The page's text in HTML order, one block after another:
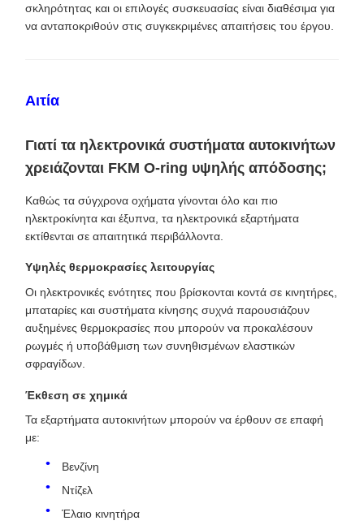
σκληρότητας και οι επιλογές συσκευασίας είναι διαθέσιμα για
να ανταποκριθούν στις συγκεκριμένες απαιτήσεις του έργου.
Αιτία
Γιατί τα ηλεκτρονικά συστήματα αυτοκινήτων
χρειάζονται FKM O-ring υψηλής απόδοσης;
Καθώς τα σύγχρονα οχήματα γίνονται όλο και πιο
ηλεκτροκίνητα και έξυπνα, τα ηλεκτρονικά εξαρτήματα
εκτίθενται σε απαιτητικά περιβάλλοντα.
Υψηλές θερμοκρασίες λειτουργίας
Οι ηλεκτρονικές ενότητες που βρίσκονται κοντά σε κινητήρες,
μπαταρίες και συστήματα κίνησης συχνά παρουσιάζουν
αυξημένες θερμοκρασίες που μπορούν να προκαλέσουν
ρωγμές ή υποβάθμιση των συνηθισμένων ελαστικών
σφραγίδων.
Έκθεση σε χημικά
Τα εξαρτήματα αυτοκινήτων μπορούν να έρθουν σε επαφή
με:
Βενζίνη
Ντίζελ
Έλαιο κινητήρα